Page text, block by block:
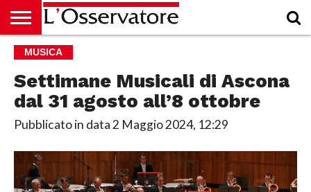
HOME
CULTURA
ECONOMIA
RUBRICHE
ARCHIVIO
PODCAST
ABBONAMENTO
CHI
ACCEDI
MUSICA
Settimane Musicali di Ascona
dal 31 agosto all’8 ottobre
Pubblicato in data2 Maggio 2024, 12:29